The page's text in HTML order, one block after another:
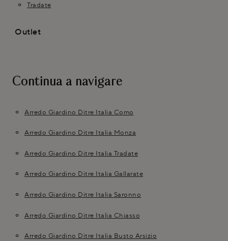
Tradate
Outlet
Continua a navigare
Arredo Giardino Ditre Italia Como
Arredo Giardino Ditre Italia Monza
Arredo Giardino Ditre Italia Tradate
Arredo Giardino Ditre Italia Gallarate
Arredo Giardino Ditre Italia Saronno
Arredo Giardino Ditre Italia Chiasso
Arredo Giardino Ditre Italia Busto Arsizio